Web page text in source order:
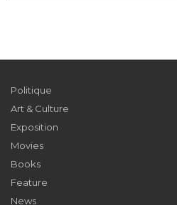
Politique
Art & Culture
Exposition
Movies
Books
Feature
News